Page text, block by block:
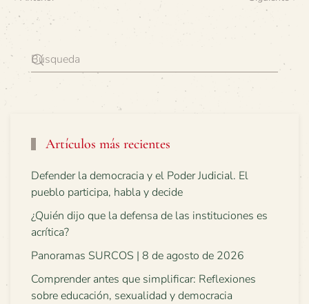
Artículos más recientes
Defender la democracia y el Poder Judicial. El
pueblo participa, habla y decide
¿Quién dijo que la defensa de las instituciones es
acrítica?
Panoramas SURCOS | 8 de agosto de 2026
Comprender antes que simplificar: Reflexiones
sobre educación, sexualidad y democracia